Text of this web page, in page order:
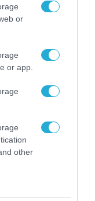
or
or app.
other
αποτροπή
Νοημοσύνη
της, όπως